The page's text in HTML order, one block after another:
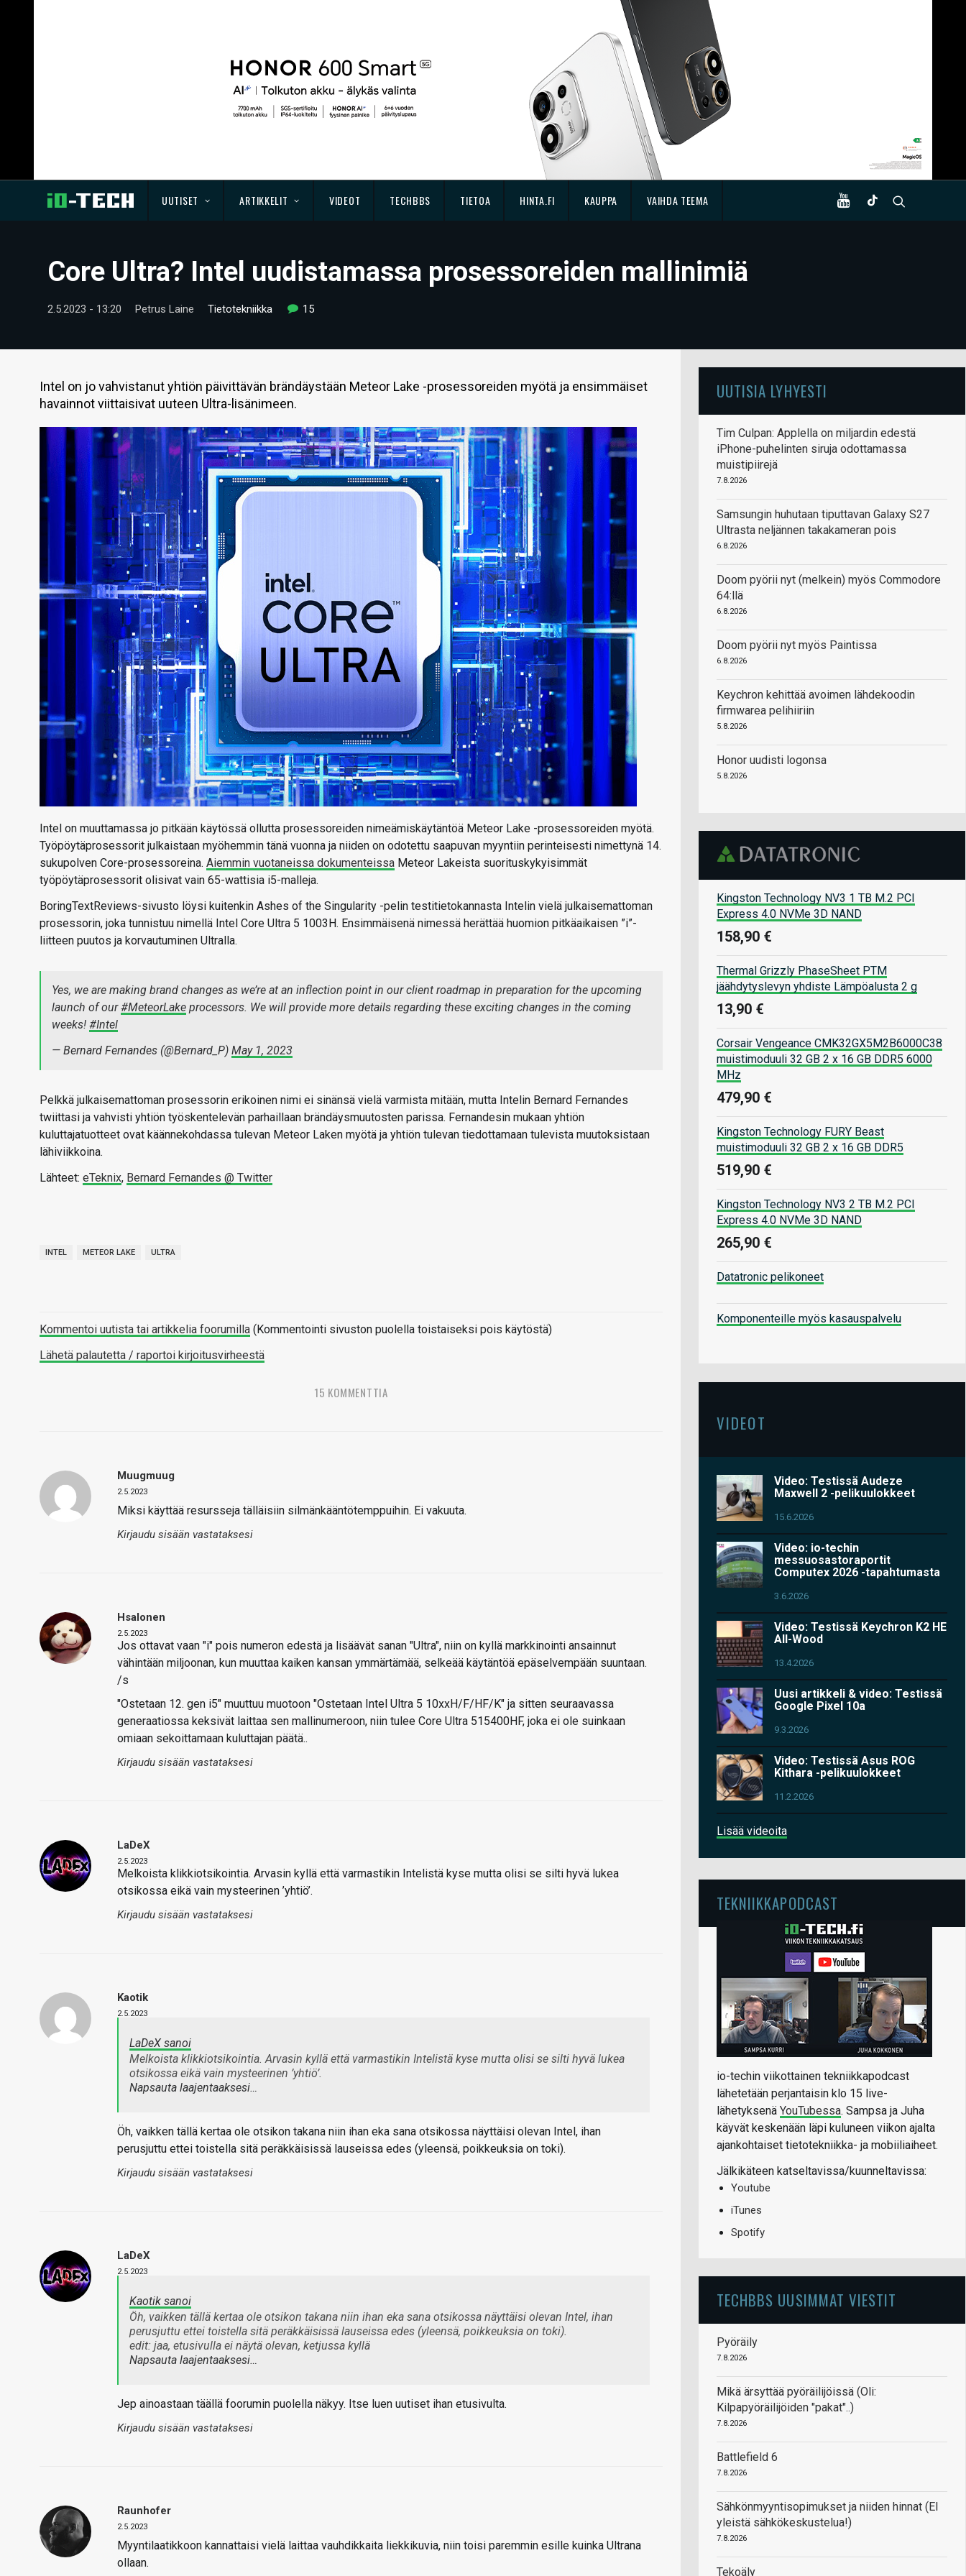
UUTISET ARTIKKELIT VIDEOT TECHBBS TIETOA HINTA.FI KAUPPA VAIHDA TEEMA
Core Ultra? Intel uudistamassa prosessoreiden mallinimiä
2.5.2023 - 13:20 Petrus Laine Tietotekniikka 15
Intel on jo vahvistanut yhtiön päivittävän brändäystään Meteor Lake -prosessoreiden myötä ja ensimmäiset
havainnot viittaisivat uuteen Ultra-lisänimeen.
Intel on muuttamassa jo pitkään käytössä ollutta prosessoreiden nimeämiskäytäntöä Meteor Lake -prosessoreiden myötä.
Työpöytäprosessorit julkaistaan myöhemmin tänä vuonna ja niiden on odotettu saapuvan myyntiin perinteisesti nimettynä 14.
sukupolven Core-prosessoreina. Aiemmin vuotaneissa dokumenteissa Meteor Lakeista suorituskykyisimmät
työpöytäprosessorit olisivat vain 65-wattisia i5-malleja.
BoringTextReviews-sivusto löysi kuitenkin Ashes of the Singularity -pelin testitietokannasta Intelin vielä julkaisemattoman
prosessorin, joka tunnistuu nimellä Intel Core Ultra 5 1003H. Ensimmäisenä nimessä herättää huomion pitkäaikaisen ”i”-
liitteen puutos ja korvautuminen Ultralla.
Yes, we are making brand changes as we’re at an inflection point in our client roadmap in preparation for the upcoming
launch of our#MeteorLake processors. We will provide more details regarding these exciting changes in the coming
weeks! #Intel
— Bernard Fernandes (@Bernard_P) May 1, 2023
Pelkkä julkaisemattoman prosessorin erikoinen nimi ei sinänsä vielä varmista mitään, mutta Intelin Bernard Fernandes
twiittasi ja vahvisti yhtiön työskentelevän parhaillaan brändäysmuutosten parissa. Fernandesin mukaan yhtiön
kuluttajatuotteet ovat käännekohdassa tulevan Meteor Laken myötä ja yhtiön tulevan tiedottamaan tulevista muutoksistaan
lähiviikkoina.
Lähteet: eTeknix, Bernard Fernandes @ Twitter
INTEL METEOR LAKE ULTRA
Kommentoi uutista tai artikkelia foorumilla (Kommentointi sivuston puolella toistaiseksi pois käytöstä)
Lähetä palautetta / raportoi kirjoitusvirheestä
15 KOMMENTTIA
Muugmuug
2.5.2023
Miksi käyttää resursseja tälläisiin silmänkääntötemppuihin. Ei vakuuta.
Kirjaudu sisään vastataksesi
Hsalonen
2.5.2023
Jos ottavat vaan "i" pois numeron edestä ja lisäävät sanan "Ultra", niin on kyllä markkinointi ansainnut
vähintään miljoonan, kun muuttaa kaiken kansan ymmärtämää, selkeää käytäntöä epäselvempään suuntaan.
/s
"Ostetaan 12. gen i5" muuttuu muotoon "Ostetaan Intel Ultra 5 10xxH/F/HF/K" ja sitten seuraavassa
generaatiossa keksivät laittaa sen mallinumeroon, niin tulee Core Ultra 515400HF, joka ei ole suinkaan
omiaan sekoittamaan kuluttajan päätä..
Kirjaudu sisään vastataksesi
LaDeX
2.5.2023
Melkoista klikkiotsikointia. Arvasin kyllä että varmastikin Intelistä kyse mutta olisi se silti hyvä lukea
otsikossa eikä vain mysteerinen ’yhtiö’.
Kirjaudu sisään vastataksesi
Kaotik
2.5.2023
LaDeX sanoi
Melkoista klikkiotsikointia. Arvasin kyllä että varmastikin Intelistä kyse mutta olisi se silti hyvä lukea
otsikossa eikä vain mysteerinen ’yhtiö’.
Napsauta laajentaaksesi…
Öh, vaikken tällä kertaa ole otsikon takana niin ihan eka sana otsikossa näyttäisi olevan Intel, ihan
perusjuttu ettei toistella sitä peräkkäisissä lauseissa edes (yleensä, poikkeuksia on toki).
Kirjaudu sisään vastataksesi
LaDeX
2.5.2023
Kaotik sanoi
Öh, vaikken tällä kertaa ole otsikon takana niin ihan eka sana otsikossa näyttäisi olevan Intel, ihan
perusjuttu ettei toistella sitä peräkkäisissä lauseissa edes (yleensä, poikkeuksia on toki).
edit: jaa, etusivulla ei näytä olevan, ketjussa kyllä
Napsauta laajentaaksesi…
Jep ainoastaan täällä foorumin puolella näkyy. Itse luen uutiset ihan etusivulta.
Kirjaudu sisään vastataksesi
Raunhofer
2.5.2023
Myyntilaatikkoon kannattaisi vielä laittaa vauhdikkaita liekkikuvia, niin toisi paremmin esille kuinka Ultrana
ollaan.
UUTISIA LYHYESTI
Tim Culpan: Applella on miljardin edestä
iPhone-puhelinten siruja odottamassa
muistipiirejä
7.8.2026
Samsungin huhutaan tiputtavan Galaxy S27
Ultrasta neljännen takakameran pois
6.8.2026
Doom pyörii nyt (melkein) myös Commodore
64:llä
6.8.2026
Doom pyörii nyt myös Paintissa
6.8.2026
Keychron kehittää avoimen lähdekoodin
firmwarea pelihiiriin
5.8.2026
Honor uudisti logonsa
5.8.2026
Kingston Technology NV3 1 TB M.2 PCI
Express 4.0 NVMe 3D NAND
158,90 €
Thermal Grizzly PhaseSheet PTM
jäähdytyslevyn yhdiste Lämpöalusta 2 g
13,90 €
Corsair Vengeance CMK32GX5M2B6000C38
muistimoduuli 32 GB 2 x 16 GB DDR5 6000
MHz
479,90 €
Kingston Technology FURY Beast
muistimoduuli 32 GB 2 x 16 GB DDR5
519,90 €
Kingston Technology NV3 2 TB M.2 PCI
Express 4.0 NVMe 3D NAND
265,90 €
Datatronic pelikoneet
Komponenteille myös kasauspalvelu
VIDEOT
Video: Testissä Audeze
Maxwell 2 -pelikuulokkeet
15.6.2026
Video: io-techin
messuosastoraportit
Computex 2026 -tapahtumasta
3.6.2026
Video: Testissä Keychron K2 HE
All-Wood
13.4.2026
Uusi artikkeli & video: Testissä
Google Pixel 10a
9.3.2026
Video: Testissä Asus ROG
Kithara -pelikuulokkeet
11.2.2026
Lisää videoita
TEKNIIKKAPODCAST
io-techin viikottainen tekniikkapodcast
lähetetään perjantaisin klo 15 live-
lähetyksenä YouTubessa. Sampsa ja Juha
käyvät keskenään läpi kuluneen viikon ajalta
ajankohtaiset tietotekniikka- ja mobiiliaiheet.
Jälkikäteen katseltavissa/kuunneltavissa:
Youtube
iTunes
Spotify
TECHBBS UUSIMMAT VIESTIT
Pyöräily
7.8.2026
Mikä ärsyttää pyöräilijöissä (Oli:
Kilpapyöräilijöiden "pakat"..)
7.8.2026
Battlefield 6
7.8.2026
Sähkönmyyntisopimukset ja niiden hinnat (EI
yleistä sähkökeskustelua!)
7.8.2026
Tekoäly